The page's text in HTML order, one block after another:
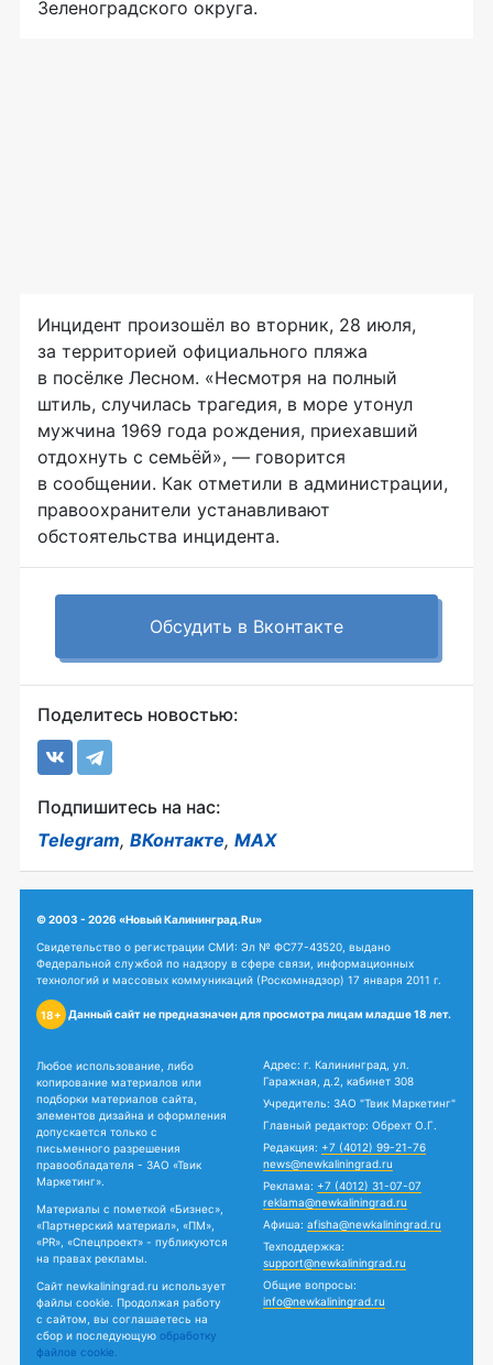
Зеленоградского округа.
Инцидент произошёл во вторник, 28 июля,
за территорией официального пляжа
в посёлке Лесном. «Несмотря на полный
штиль, случилась трагедия, в море утонул
мужчина 1969 года рождения, приехавший
отдохнуть с семьёй», — говорится
в сообщении. Как отметили в администрации,
правоохранители устанавливают
обстоятельства инцидента.
Обсудить в Вконтакте
Поделитесь новостью:
Подпишитесь на нас:
Telegram, ВКонтакте, MAX
© 2003 - 2026 «Новый Калининград.Ru»
Свидетельство о регистрации СМИ: Эл № ФС77-43520, выдано
Федеральной службой по надзору в сфере связи, информационных
технологий и массовых коммуникаций (Роскомнадзор) 17 января 2011 г.
18+ Данный сайт не предназначен для просмотра лицам младше 18 лет.
Любое использование, либо
копирование материалов или
подборки материалов сайта,
элементов дизайна и оформления
допускается только с
письменного разрешения
правообладателя - ЗАО «Твик
Маркетинг».
Материалы с пометкой «Бизнес»,
«Партнерский материал», «ПМ»,
«PR», «Спецпроект» - публикуются
на правах рекламы.
Сайт newkaliningrad.ru использует
файлы cookie. Продолжая работу
с сайтом, вы соглашаетесь на
сбор и последующую обработку
файлов cookie.
Адрес: г. Калининград, ул.
Гаражная, д.2, кабинет 308
Учредитель: ЗАО "Твик Маркетинг"
Главный редактор: Обрехт О.Г.
Редакция: +7 (4012) 99-21-76
news@newkaliningrad.ru
Реклама: +7 (4012) 31-07-07
reklama@newkaliningrad.ru
Афиша: afisha@newkaliningrad.ru
Техподдержка:
support@newkaliningrad.ru
Общие вопросы:
info@newkaliningrad.ru